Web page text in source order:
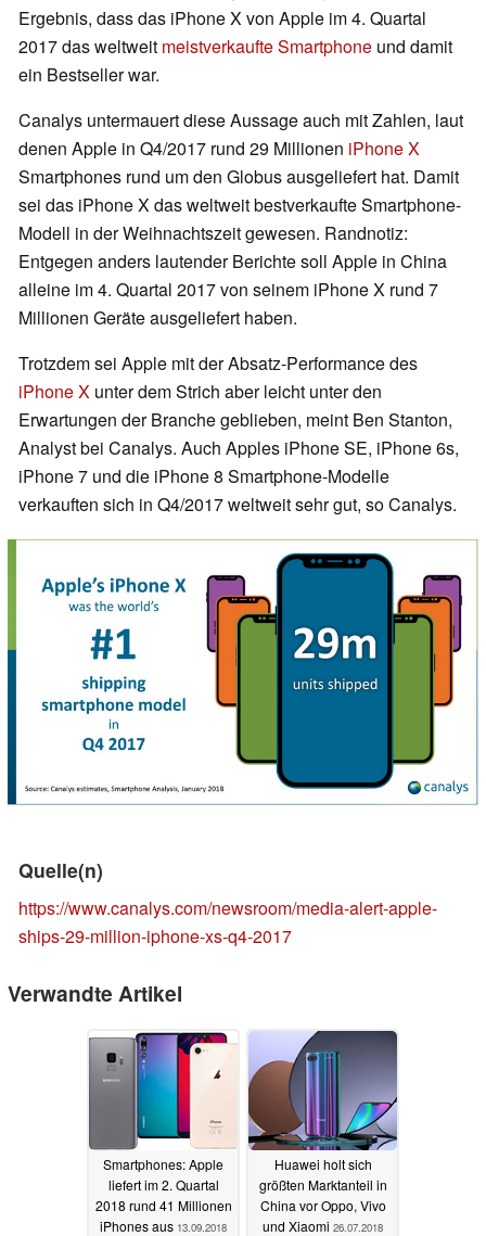
Ergebnis, dass das iPhone X von Apple im 4. Quartal
2017 das weltweit meistverkaufte Smartphone und damit
ein Bestseller war.
Canalys untermauert diese Aussage auch mit Zahlen, laut
denen Apple in Q4/2017 rund 29 Millionen iPhone X
Smartphones rund um den Globus ausgeliefert hat. Damit
sei das iPhone X das weltweit bestverkaufte Smartphone-
Modell in der Weihnachtszeit gewesen. Randnotiz:
Entgegen anders lautender Berichte soll Apple in China
alleine im 4. Quartal 2017 von seinem iPhone X rund 7
Millionen Geräte ausgeliefert haben.
Trotzdem sei Apple mit der Absatz-Performance des
iPhone X unter dem Strich aber leicht unter den
Erwartungen der Branche geblieben, meint Ben Stanton,
Analyst bei Canalys. Auch Apples iPhone SE, iPhone 6s,
iPhone 7 und die iPhone 8 Smartphone-Modelle
verkauften sich in Q4/2017 weltweit sehr gut, so Canalys.
Quelle(n)
https://www.canalys.com/newsroom/media-alert-apple-
ships-29-million-iphone-xs-q4-2017
Verwandte Artikel
Smartphones: Apple
liefert im 2. Quartal
2018 rund 41 Millionen
iPhones aus 13.09.2018
Huawei holt sich
größten Marktanteil in
China vor Oppo, Vivo
und Xiaomi 26.07.2018